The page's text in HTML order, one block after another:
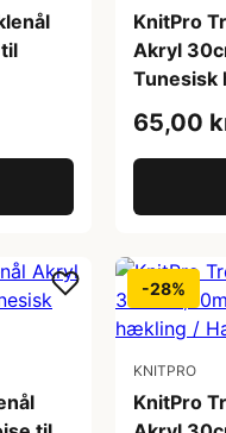
KnitPro
Akryl
Tunesisk
65,00
-28%
KNITPRO
KnitPro